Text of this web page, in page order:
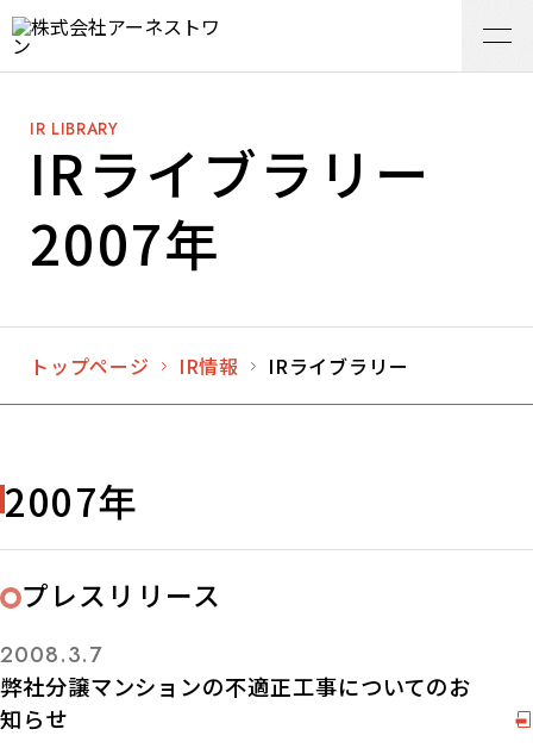
IR LIBRARY
IRライブラリー
2007年
トップページ IR情報 IRライブラリー
2007年
プレスリリース
2008.3.7
弊社分譲マンションの不適正工事についてのお
知らせ